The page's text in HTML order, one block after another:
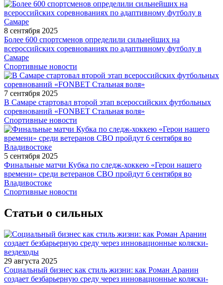
8 сентября 2025
Более 600 спортсменов определили сильнейших на
всероссийских соревнованиях по адаптивному футболу в
Самаре
Спортивные новости
7 сентября 2025
В Самаре стартовал второй этап всероссийских футбольных
соревнований «FONBET Стальная воля»
Спортивные новости
5 сентября 2025
Финальные матчи Кубка по следж-хоккею «Герои нашего
времени» среди ветеранов СВО пройдут 6 сентября во
Владивостоке
Спортивные новости
Статьи о сильных
29 августа 2025
Социальный бизнес как стиль жизни: как Роман Аранин
создает безбарьерную среду через инновационные коляски-